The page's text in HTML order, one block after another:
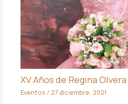
XV Años de Regina
Eventos / 27 diciembre, 2021